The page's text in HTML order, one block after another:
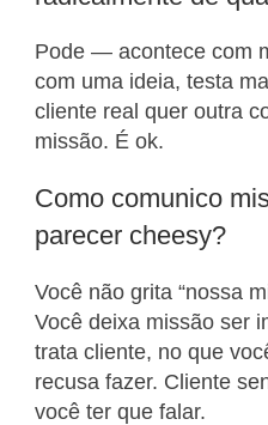
Pode — acontece com
com uma ideia, testa
cliente real quer outra
missão. É ok.
Como comunico
parecer cheesy?
Você não grita “nossa
Você deixa missão ser
trata cliente, no que
recusa fazer. Cliente
você ter que falar.